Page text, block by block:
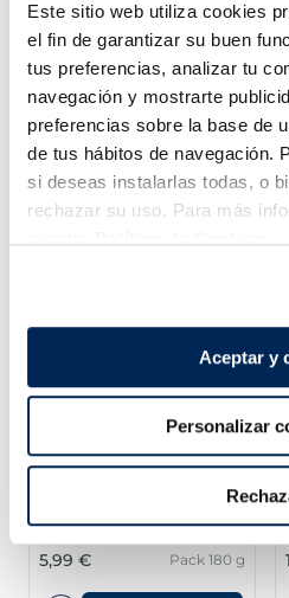
Este sitio web utiliza cookies
el fin de garantizar su buen
tus preferencias, analizar tu
navegación y mostrarte
preferencias sobre la base de
de tus hábitos de navegación.
si deseas instalarlas todas, o
rechazar su uso. Para más
Aceptar y
Personalizar
Combina-ho i fes un
Filets de llobarro
Sin espinas
5,99 € Pack 180 g